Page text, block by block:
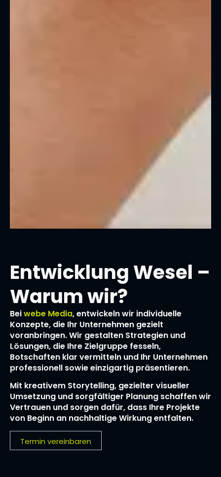
Entwicklung Wesel –
Warum wir?
Beiwebe Media, entwickeln wir individuelle
Konzepte, die Ihr Unternehmen gezielt
voranbringen. Wir gestalten Strategien und
Lösungen, die Ihre Zielgruppe fesseln,
Botschaften klar vermitteln und Ihr Unternehmen
professionell sowie einzigartig präsentieren.
Mit kreativem Storytelling, gezielter visueller
Umsetzung und sorgfältiger Planung schaffen wir
Vertrauen und sorgen dafür, dass Ihre Projekte
von Beginn an nachhaltige Wirkung entfalten.
Termin vereinbaren